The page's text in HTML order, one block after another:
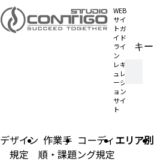
WEB
サイ
トガ
イド
ライ
ン
レギ
ュレ
ーシ
ョン
サイ
ト
デザイン
規定
作業手
順・課題
コーディ
ング規定
エリア別